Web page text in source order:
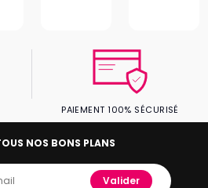
PAIEMENT 100% SÉCURISÉ
NOS BONS PLANS
Valider